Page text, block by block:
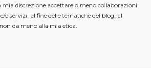
mia discrezione accettare o meno collaborazioni
o servizi, al fine delle tematiche del blog, al
da meno alla mia etica.